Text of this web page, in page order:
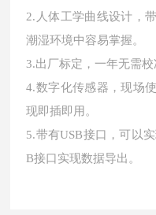
2.人体工学曲线设计，
潮湿环境中容易掌握。
3.出厂标定，一年无需校
4.数字化传感器，现场
现即插即用。
5.带有USB接口，可以
B接口实现数据导出。